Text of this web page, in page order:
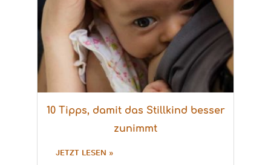
10 Tipps, damit das Stillkind besser
zunimmt
JETZT LESEN »